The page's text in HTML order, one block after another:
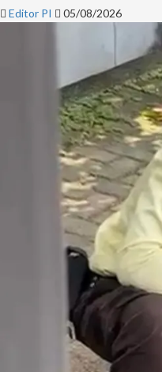
Editor PI 05/08/2026